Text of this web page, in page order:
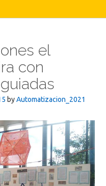
el
con
byAutomatizacion_2021